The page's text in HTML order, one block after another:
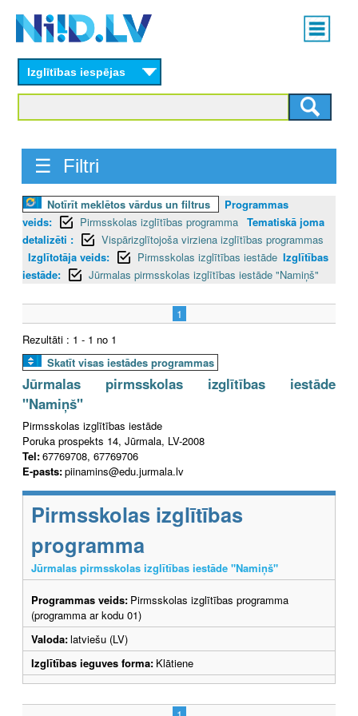
content
Main
menu
Izglītības iespējas
☰ Filtri
Notīrīt meklētos vārdus un filtrus
Programmas
veids:
Pirmsskolas izglītības programma Tematiskā joma
detalizēti :
Vispārizglītojoša virziena izglītības programmas
Izglītotāja veids:
Pirmsskolas izglītības iestāde Izglītības
iestāde:
Jūrmalas pirmsskolas izglītības iestāde "Namiņš"
1
Rezultāti : 1 - 1 no 1
Skatīt visas iestādes programmas
Jūrmalas pirmsskolas izglītības iestāde
"Namiņš"
Pirmsskolas izglītības iestāde
Poruka prospekts 14, Jūrmala, LV-2008
Tel:67769708, 67769706
E-pasts:piinamins@edu.jurmala.lv
Pirmsskolas izglītības
programma
Jūrmalas pirmsskolas izglītības iestāde "Namiņš"
Programmas veids: Pirmsskolas izglītības programma
(programma ar kodu 01)
Valoda:latviešu (LV)
Izglītības ieguves forma: Klātiene